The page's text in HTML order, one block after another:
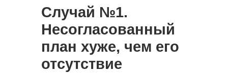
Случай №1.
Несогласованный
план хуже, чем его
отсутствие